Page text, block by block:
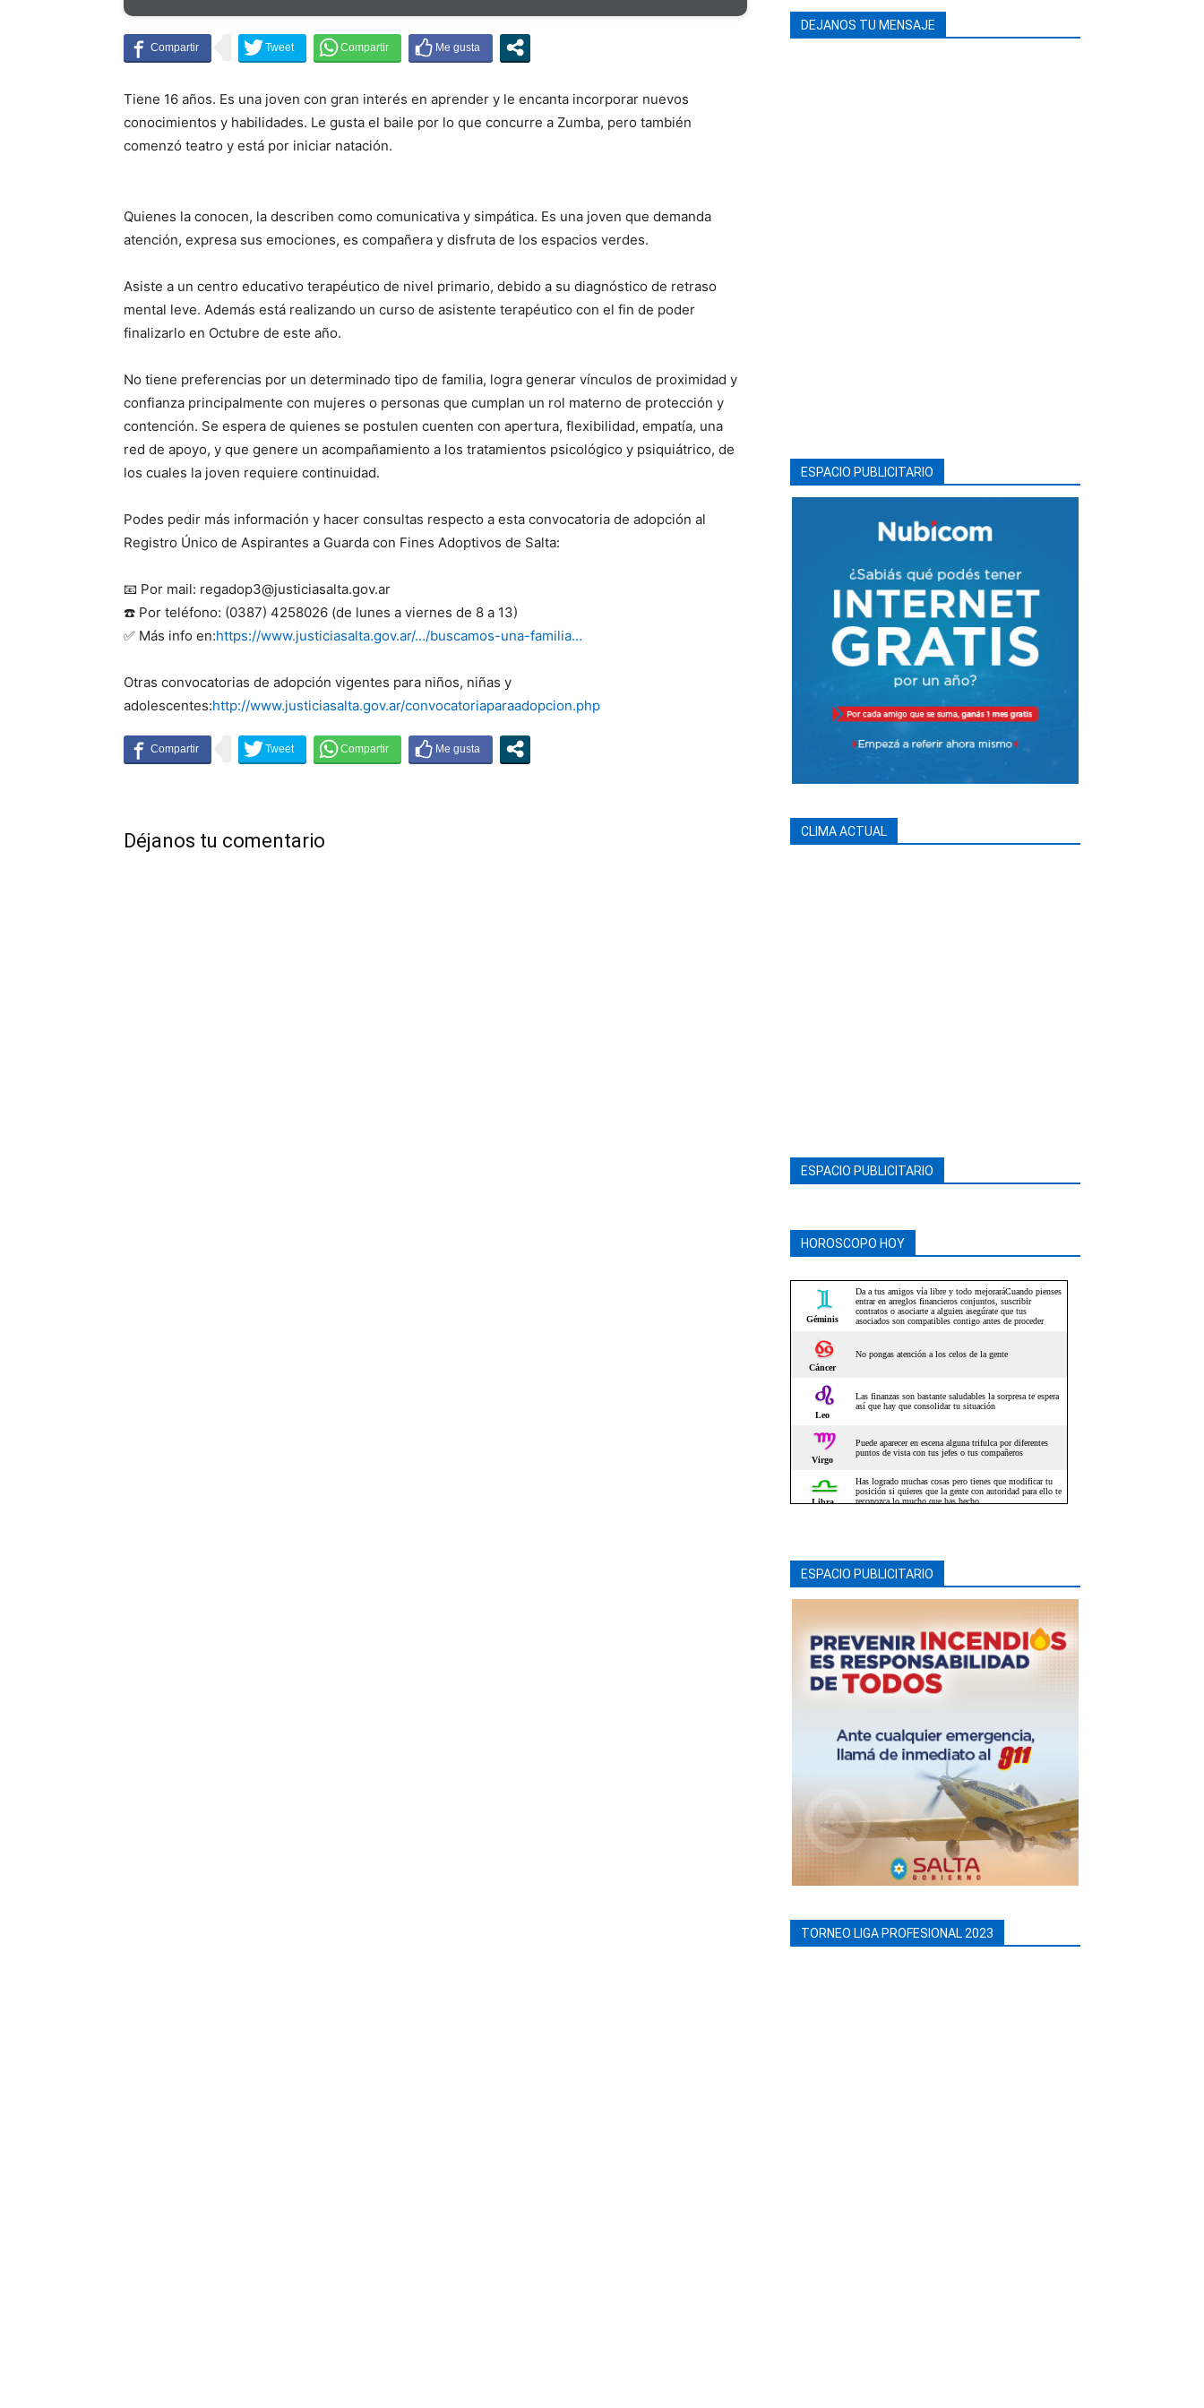
Tiene 16 años. Es una joven con gran interés en aprender y le encanta incorporar nuevos
conocimientos y habilidades. Le gusta el baile por lo que concurre a Zumba, pero también
comenzó teatro y está por iniciar natación.
Quienes la conocen, la describen como comunicativa y simpática. Es una joven que demanda
atención, expresa sus emociones, es compañera y disfruta de los espacios verdes.
Asiste a un centro educativo terapéutico de nivel primario, debido a su diagnóstico de retraso
mental leve. Además está realizando un curso de asistente terapéutico con el fin de poder
finalizarlo en Octubre de este año.
No tiene preferencias por un determinado tipo de familia, logra generar vínculos de proximidad y
confianza principalmente con mujeres o personas que cumplan un rol materno de protección y
contención. Se espera de quienes se postulen cuenten con apertura, flexibilidad, empatía, una
red de apoyo, y que genere un acompañamiento a los tratamientos psicológico y psiquiátrico, de
los cuales la joven requiere continuidad.
Podes pedir más información y hacer consultas respecto a esta convocatoria de adopción al
Registro Único de Aspirantes a Guarda con Fines Adoptivos de Salta:
📧 Por mail: regadop3@justiciasalta.gov.ar
☎️ Por teléfono: (0387) 4258026 (de lunes a viernes de 8 a 13)
✅ Más info en:https://www.justiciasalta.gov.ar/…/buscamos-una-familia…
Otras convocatorias de adopción vigentes para niños, niñas y
adolescentes:http://www.justiciasalta.gov.ar/convocatoriaparaadopcion.php
Déjanos tu comentario
DEJANOS TU MENSAJE
ESPACIO PUBLICITARIO
CLIMA ACTUAL
ESPACIO PUBLICITARIO
HOROSCOPO HOY
ESPACIO PUBLICITARIO
TORNEO LIGA PROFESIONAL 2023